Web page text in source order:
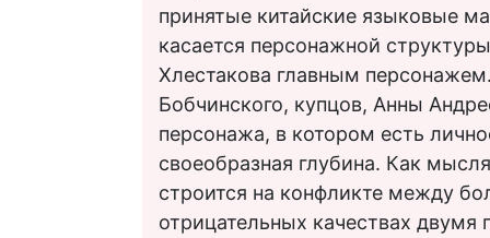
принятые китайские языковые
касается персонажной
Хлестакова главным
Бобчинского, купцов, Анны
персонажа, в котором есть
своеобразная глубина. Как
строится на конфликте между
отрицательных качествах